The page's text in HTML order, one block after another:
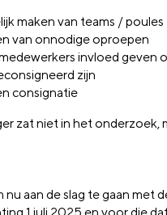
maken van teams / poules
van onnodige oproepen
invloed geven
zijn
consignatie
zat niet in het onderzoek,
nu aan de slag te gaan met